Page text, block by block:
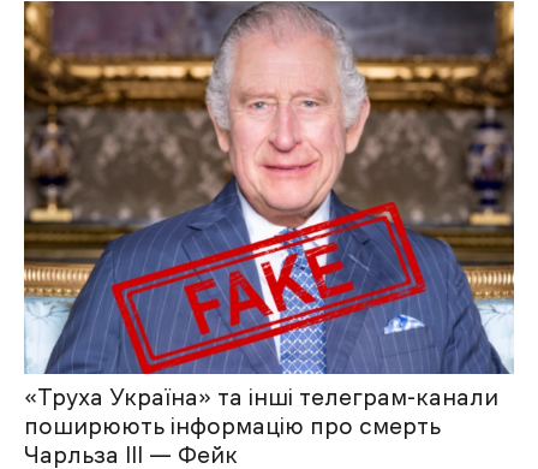
«Труха Україна» та інші телеграм-канали
поширюють інформацію про смерть
Чарльза III — Фейк